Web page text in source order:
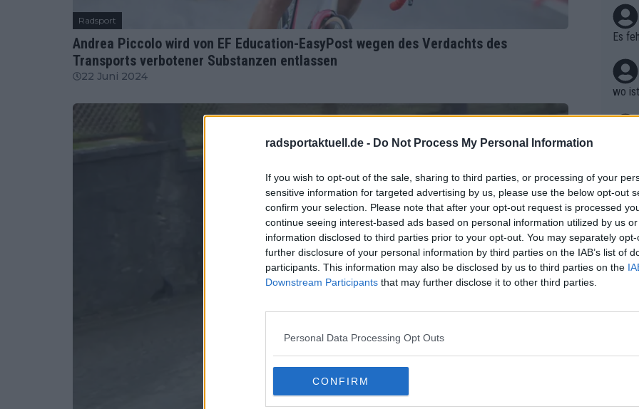
radsportaktuell.de - Do Not Process My Personal Information
If you wish to opt-out of the sale, sharing to third parties, or processing of your
sensitive information for targeted advertising by us, please use the below opt-out
confirm your selection. Please note that after your opt-out request is processed
continue seeing interest-based ads based on personal information utilized by us
information disclosed to third parties prior to your opt-out. You may separately
further disclosure of your personal information by third parties on the IAB’s list of
participants. This information may also be disclosed by us to third parties on the
Downstream Participants that may further disclose it to other third parties.
Personal Data Processing Opt Outs
CONFIRM
Radsport
Andrea Piccolo wird von EF Education-EasyPost wegen des Verdachts des
Transports verbotener Substanzen entlassen
22 Juni 2024
Es
wo
wie
Tut
ert
ass
me